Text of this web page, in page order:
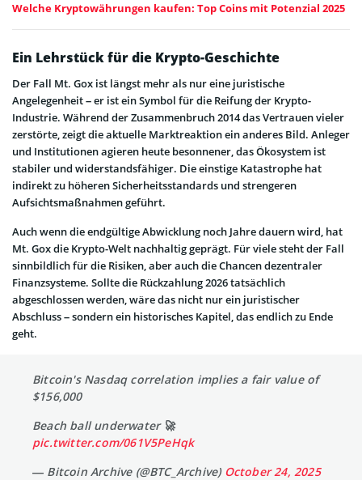
Welche Kryptowährungen kaufen: Top Coins mit Potenzial 2025
Ein Lehrstück für die Krypto-Geschichte
Der Fall Mt. Gox ist längst mehr als nur eine juristische
Angelegenheit – er ist ein Symbol für die Reifung der Krypto-
Industrie. Während der Zusammenbruch 2014 das Vertrauen vieler
zerstörte, zeigt die aktuelle Marktreaktion ein anderes Bild. Anleger
und Institutionen agieren heute besonnener, das Ökosystem ist
stabiler und widerstandsfähiger. Die einstige Katastrophe hat
indirekt zu höheren Sicherheitsstandards und strengeren
Aufsichtsmaßnahmen geführt.
Auch wenn die endgültige Abwicklung noch Jahre dauern wird, hat
Mt. Gox die Krypto-Welt nachhaltig geprägt. Für viele steht der Fall
sinnbildlich für die Risiken, aber auch die Chancen dezentraler
Finanzsysteme. Sollte die Rückzahlung 2026 tatsächlich
abgeschlossen werden, wäre das nicht nur ein juristischer
Abschluss – sondern ein historisches Kapitel, das endlich zu Ende
geht.
Bitcoin's Nasdaq correlation implies a fair value of
$156,000
Beach ball underwater 🚀
pic.twitter.com/061V5PeHqk
— Bitcoin Archive (@BTC_Archive) October 24, 2025